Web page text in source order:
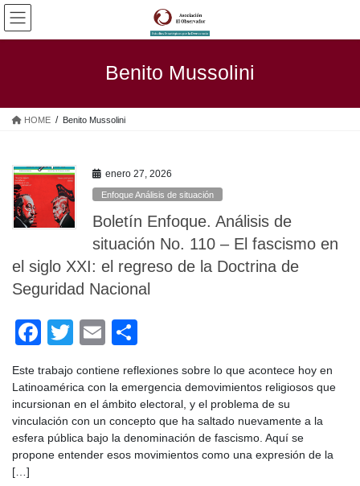
Saltar
contenido
Saltar
la
Benito Mussolini
HOME Benito Mussolini
enero 27, 2026
Enfoque Análisis de situación
Boletín Enfoque. Análisis de
situación No. 110 – El fascismo en
el siglo XXI: el regreso de la Doctrina de
Seguridad Nacional
F
a
c
e
b
o
T
tt
er
E
ail
o
m
p
ar
tir
Este trabajo contiene reflexiones sobre lo que acontece hoy en
Latinoamérica con la emergencia demovimientos religiosos que
incursionan en el ámbito electoral, y el problema de su
vinculación con un concepto que ha saltado nuevamente a la
esfera pública bajo la denominación de fascismo. Aquí se
propone entender esos movimientos como una expresión de la
[…]